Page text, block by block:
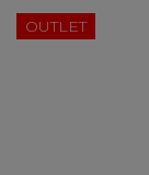
OUTLET